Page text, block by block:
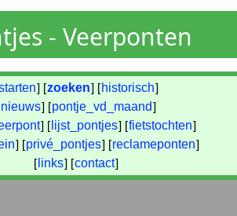
- Veerponten
] [zoeken] [ historisch]
nieuws] [pontje_vd_maand]
] [ lijst_pontjes] [fietstochten]
] [privé_pontjes] [reclameponten]
[ links] [contact]